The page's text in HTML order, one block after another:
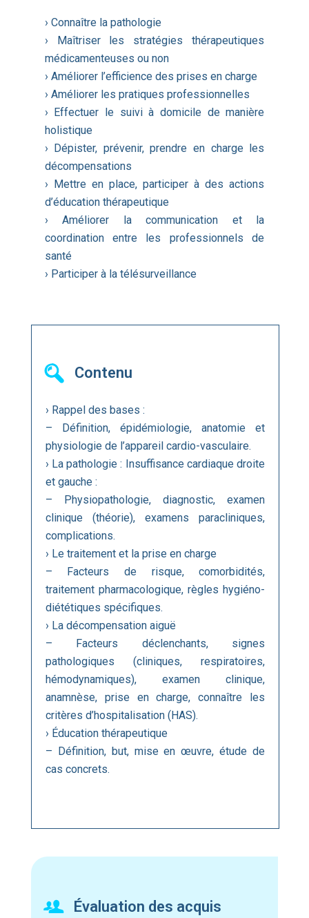
› Connaître la pathologie
› Maîtriser les stratégies thérapeutiques
médicamenteuses ou non
› Améliorer l’efficience des prises en charge
› Améliorer les pratiques professionnelles
› Effectuer le suivi à domicile de manière
holistique
› Dépister, prévenir, prendre en charge les
décompensations
› Mettre en place, participer à des actions
d’éducation thérapeutique
› Améliorer la communication et la
coordination entre les professionnels de
santé
› Participer à la télésurveillance
Contenu
› Rappel des bases :
– Définition, épidémiologie, anatomie et
physiologie de l’appareil cardio-vasculaire.
› La pathologie : Insuffisance cardiaque droite
et gauche :
– Physiopathologie, diagnostic, examen
clinique (théorie), examens paracliniques,
complications.
› Le traitement et la prise en charge
– Facteurs de risque, comorbidités,
traitement pharmacologique, règles hygiéno-
diététiques spécifiques.
› La décompensation aiguë
– Facteurs déclenchants, signes
pathologiques (cliniques, respiratoires,
hémodynamiques), examen clinique,
anamnèse, prise en charge, connaître les
critères d’hospitalisation (HAS).
› Éducation thérapeutique
– Définition, but, mise en œuvre, étude de
cas concrets.
Évaluation des acquis